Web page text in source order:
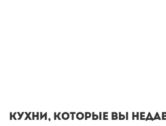
КУХНИ, КОТОРЫЕ ВЫ